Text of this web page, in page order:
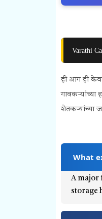
Varathi
ही आग ही
शेतकऱ्यांच्या
What
A major
storage